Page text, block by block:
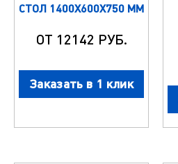
СТОЛ 1400Х600Х750 ММ
ОТ 12142 РУБ.
Заказать в 1 клик